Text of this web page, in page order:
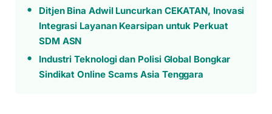
Ditjen Bina Adwil Luncurkan CEKATAN, Inovasi
Integrasi Layanan Kearsipan untuk Perkuat
SDM ASN
Industri Teknologi dan Polisi Global Bongkar
Sindikat Online Scams Asia Tenggara